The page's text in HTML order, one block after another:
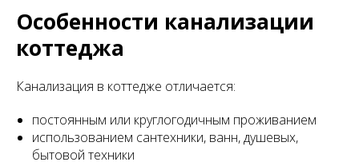
Особенности канализации
коттеджа
Канализация в коттедже отличается:
постоянным или круглогодичным проживанием
использованием сантехники, ванн, душевых,
бытовой техники